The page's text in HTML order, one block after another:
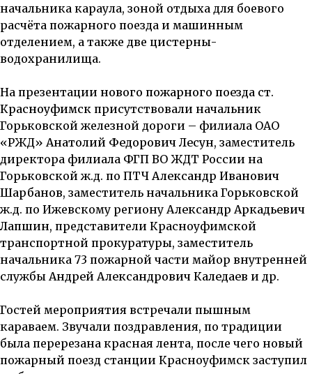
начальника караула, зоной отдыха для боевого
расчёта пожарного поезда и машинным
отделением, а также две цистерны-
водохранилища.
На презентации нового пожарного поезда ст.
Красноуфимск присутствовали начальник
Горьковской железной дороги – филиала ОАО
«РЖД» Анатолий Федорович Лесун, заместитель
директора филиала ФГП ВО ЖДТ России на
Горьковской ж.д. по ПТЧ Александр Иванович
Шарбанов, заместитель начальника Горьковской
ж.д. по Ижевскому региону Александр Аркадьевич
Лапшин, представители Красноуфимской
транспортной прокуратуры, заместитель
начальника 73 пожарной части майор внутренней
службы Андрей Александрович Каледаев и др.
Гостей мероприятия встречали пышным
караваем. Звучали поздравления, по традиции
была перерезана красная лента, после чего новый
пожарный поезд станции Красноуфимск заступил